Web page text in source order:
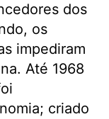
dos
os
impediram
Até 1968
criado